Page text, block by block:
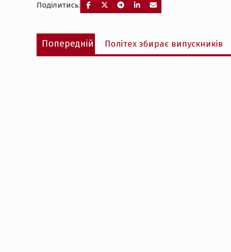
Поділитись:
Навігація
записів
Попередній
Попередній
запис:
Політех збирає випускників